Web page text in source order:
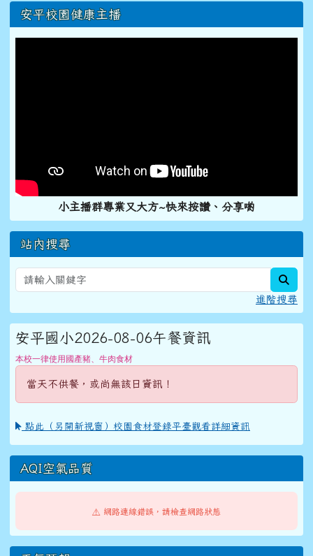
右邊區域內容
安平校園健康主播
小主播群專業又大方~快來按讚、分享喲
站內搜尋
進階搜尋
安平國小2026-08-06午餐資訊
本校一律使用國產豬、牛肉食材
當天不供餐，或尚無該日資訊！
點此（另開新視窗）校園食材登錄平臺觀看詳細資訊
AQI空氣品質
⚠️ 網路連線錯誤，請檢查網路狀態